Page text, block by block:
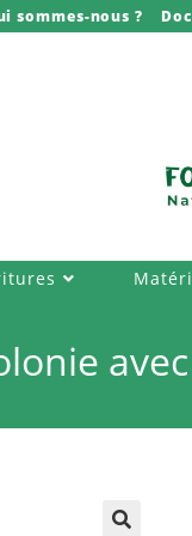
sommes-nous ?